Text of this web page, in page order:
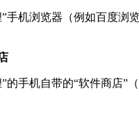
手机浏览器（例如百度浏
的手机自带的“软件商店”